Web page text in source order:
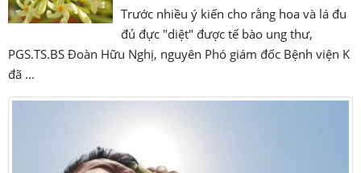
Trước nhiều ý kiến cho rằng hoa và lá đu
đủ đực "diệt" được tế bào ung thư,
PGS.TS.BS Đoàn Hữu Nghị, nguyên Phó giám đốc Bệnh viện K
đã ...